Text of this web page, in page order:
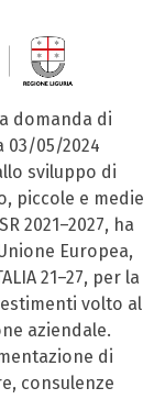
domanda di
03/05/2024
sviluppo di
piccole e medie
2021–2027, ha
Europea,
21–27, per la
volto al
aziendale.
di
consulenze